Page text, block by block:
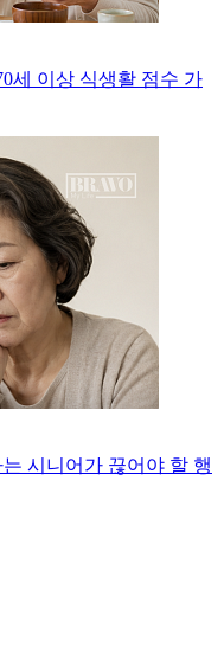
세 이상 식생활 점수 가
시니어가 끊어야 할 행